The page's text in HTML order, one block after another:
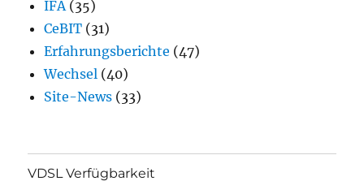
IFA (35)
CeBIT (31)
Erfahrungsberichte (47)
Wechsel (40)
Site-News (33)
VDSL Verfügbarkeit